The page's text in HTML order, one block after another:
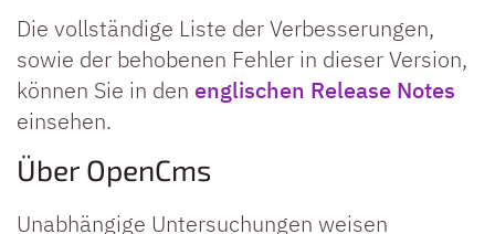
Die vollständige Liste der Verbesserungen,
sowie der behobenen Fehler in dieser Version,
können Sie in den englischen Release Notes
einsehen.
Über OpenCms
Unabhängige Untersuchungen weisen